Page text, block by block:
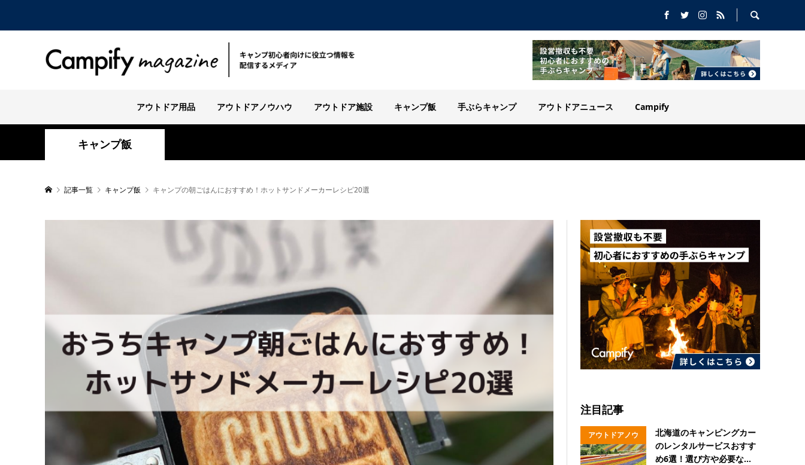
アウトドア用品 アウトドアノウハウ アウトドア施設 キャンプ飯 手ぶらキャンプ アウトドアニュース Campify
キャンプ飯
記事一覧 キャンプ飯 キャンプの朝ごはんにおすすめ！ホットサンドメーカーレシピ20選
注目記事
アウトドアノウ
ハウ
北海道のキャンピングカー
のレンタルサービスおすす
め6選！選び方や必要な...